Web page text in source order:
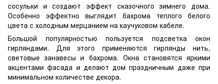
сосульки и создают эффект сказочного зимнего дома.
Особенно эффектно выглядит бахрома теплого белого
цвета с холодным мерцанием на каучуковом кабеле.
Большой популярностью пользуется подсветка окон
гирляндами. Для этого применяются гирлянды нить,
световые занавесы и бахрома. Окна становятся яркими
акцентами фасада и делают дом праздничным даже при
минимальном количестве декора.